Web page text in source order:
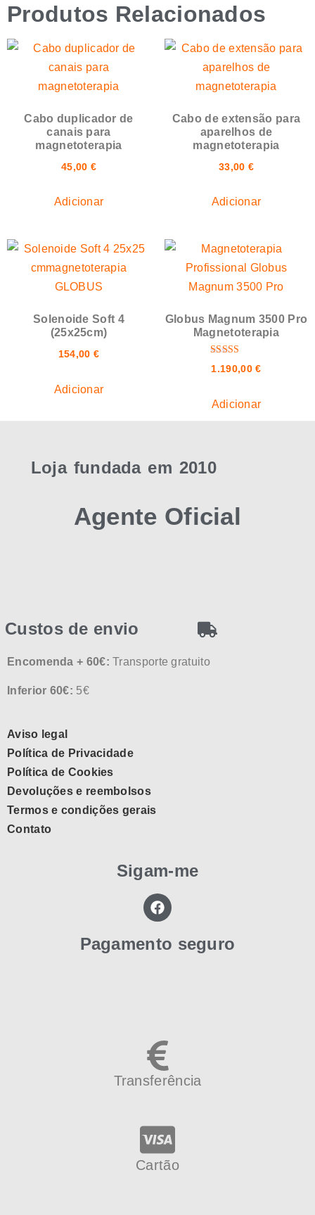
Produtos Relacionados
Cabo duplicador de
canais para
magnetoterapia
45,00 €
Adicionar
Cabo de extensão para
aparelhos de
magnetoterapia
33,00 €
Adicionar
Solenoide Soft 4
(25x25cm)
154,00 €
Adicionar
Globus Magnum 3500 Pro
Magnetoterapia
Avaliação
5.00
1.190,00€
Adicionar
Loja fundada em 2010
Agente Oficial
Custos de envio
Encomenda + 60€:Transporte gratuito
Inferior 60€: 5€
Aviso legal
Política de Privacidade
Política de Cookies
Devoluções e reembolsos
Termos e condições gerais
Contato
Sigam-me
Pagamento seguro
Transferência
Cartão